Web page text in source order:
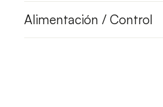
Alimentación / Control